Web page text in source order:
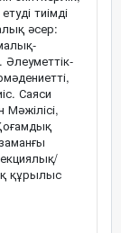
тиімді
әсер:
Саяси
құрылыс